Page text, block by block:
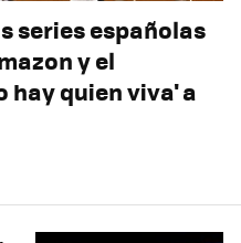
series españolas
y el
hay quien viva' a